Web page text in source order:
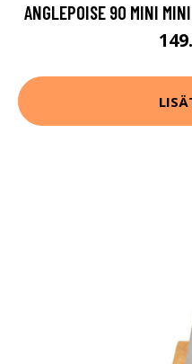
ANGLEPOISE 90 MINI